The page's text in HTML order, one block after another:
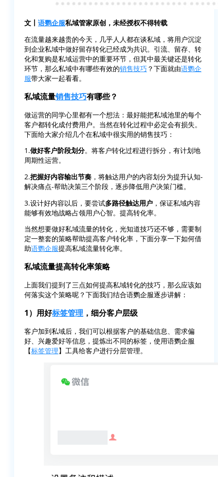
文丨 语鹦企服私域管家原创，未经授权不得转载
在流量越来越贵的今天，几乎人人都在谈私域，将用户沉淀
到企业私域中做好留存转化已经成为共识。引流、留存、转
化和复购是私域运营中的重要环节，但其中最关键还是转化
环节，那么私域中有哪些有效的销售技巧 ？下面就由语鹦企
服带大家一起看看。
私域流量销售技巧有哪些？
做运营的同学心里都有一个想法：最好能把私域池里的每个
客户都转化成付费用户。当然在转化过程中必定会有损失。
下面给大家介绍几个在私域中很实用的销售技巧：
1.做好客户阶段划分。将客户转化过程进行拆分，有计划地
周期性运营。
2.把握好内容输出节奏 ，将触达用户的内容划分为提升认知-
解决痛点-帮助决策三个阶段，逐步降低用户决策门槛。
3.设计好内容以后，要尝试多路径触达用户 ，保证私域内容
能够有效地战略占领用户心智。提高转化率。
当然想要做好私域流量的转化，光知道技巧还不够，需要制
定一整套的策略帮助提高客户转化率，下面分享一下如何借
助语鹦企服提高私域流量转化率。
私域流量提高转化率策略
上面我们提到了三点如何提高私域转化的技巧，那么应该如
何落实这个策略呢？下面我们结合语鹦企服逐步讲解：
1）用好标签管理 ，细分客户层级
客户加到私域后，我们可以根据客户的基础信息、需求偏
好、兴趣爱好等信息，提炼出不同的标签，使用语鹦企服
【标签管理】工具给客户进行分层管理。